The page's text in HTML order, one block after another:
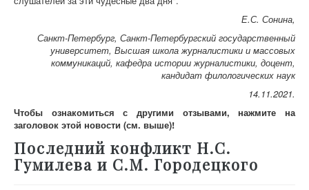
Е.С. Сонина,
Санкт-Петербург, Санкт-Петербургский государственный
университет, Высшая школа журналистики и массовых
коммуникаций, кафедра истории журналистики, доцент,
кандидат филологических наук
14.11.2021.
Чтобы ознакомиться с другими отзывами, нажмите на
заголовок этой новости (см. выше)!
Последний конфликт Н.С.
Гумилева и С.М. Городецкого